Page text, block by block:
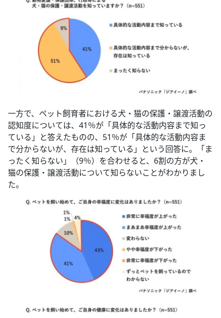
一方で、ペット飼育者における犬・猫の保護・譲渡活動の
認知度については、41％が「具体的な活動内容まで知っ
ている」と答えたものの、51％が「具体的な活動内容ま
で分からないが、存在は知っている」という回答に。「ま
ったく知らない」（9％）を合わせると、6割の方が犬・
猫の保護・譲渡活動について知らないことがわかりまし
た。